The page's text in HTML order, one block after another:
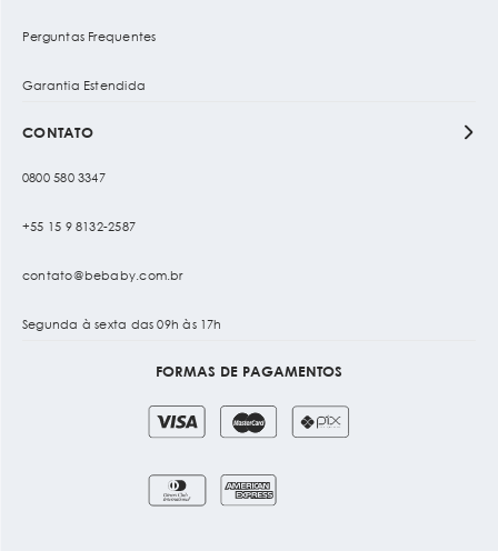
Perguntas Frequentes
Garantia Estendida
CONTATO
0800 580 3347
+55 15 9 8132-2587
contato@bebaby.com.br
Segunda à sexta das 09h às 17h
FORMAS DE PAGAMENTOS